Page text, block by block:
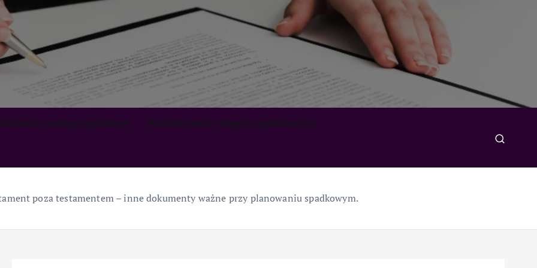
poza testamentem – inne dokumenty ważne przy planowaniu spadkowym.